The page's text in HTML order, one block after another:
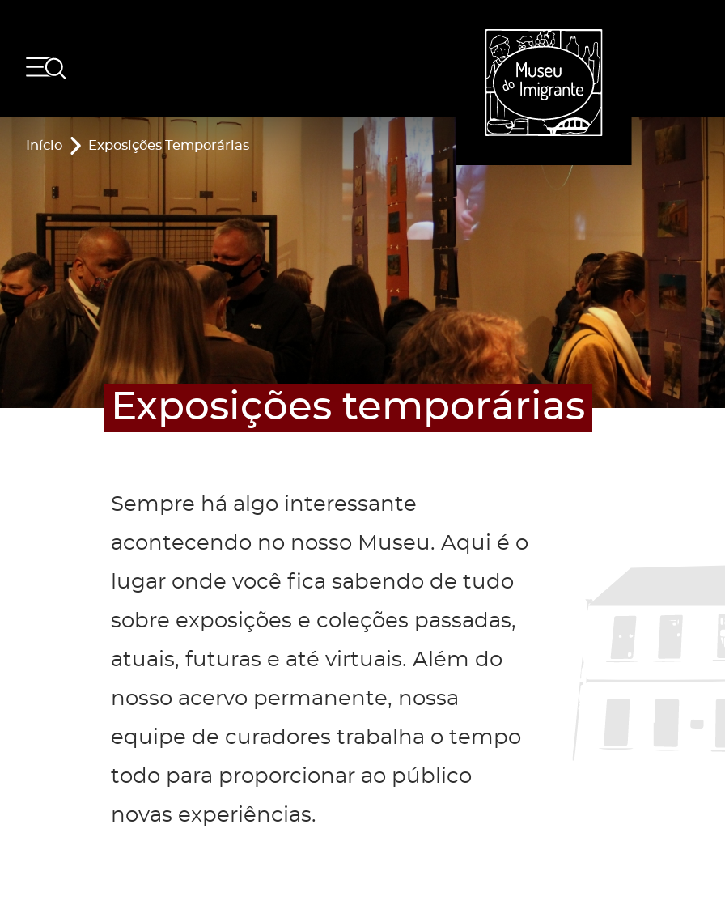
Exposições temporárias
Início Exposições Temporárias
Sempre há algo interessante
acontecendo no nosso Museu. Aqui é o
lugar onde você fica sabendo de tudo
sobre exposições e coleções passadas,
atuais, futuras e até virtuais. Além do
nosso acervo permanente, nossa
equipe de curadores trabalha o tempo
todo para proporcionar ao público
novas experiências.